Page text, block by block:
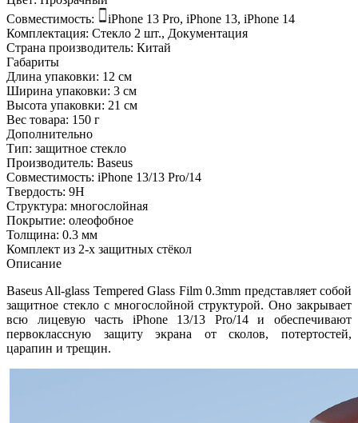
Совместимость:
iPhone 13 Pro, iPhone 13, iPhone 14
Комплектация: Стекло 2 шт., Документация
Страна производитель: Китай
Габариты
Длина упаковки: 12 см
Ширина упаковки: 3 см
Высота упаковки: 21 см
Вес товара: 150 г
Дополнительно
Тип: защитное стекло
Производитель: Baseus
Совместимость: iPhone 13/13 Pro/14
Tвердость: 9H
Структура: многослойная
Покрытие: олеофобное
Толщина: 0.3 мм
Комплект из 2-х защитных стёкол
Описание
Baseus All-glass Tempered Glass Film 0.3mm представляет собой
защитное стекло с многослойной структурой. Оно закрывает
всю лицевую часть iPhone 13/13 Pro/14 и обеспечивают
первоклассную защиту экрана от сколов, потертостей,
царапин и трещин.